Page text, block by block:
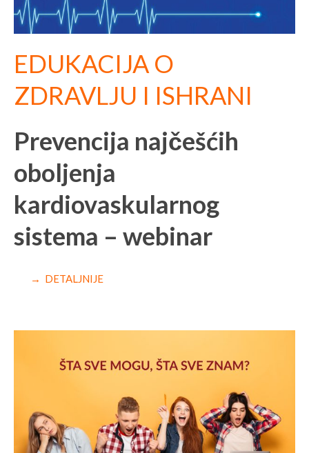
EDUKACIJA O
ZDRAVLJU I ISHRANI
Prevencija najčešćih
oboljenja
kardiovaskularnog
sistema – webinar
→ DETALJNIJE